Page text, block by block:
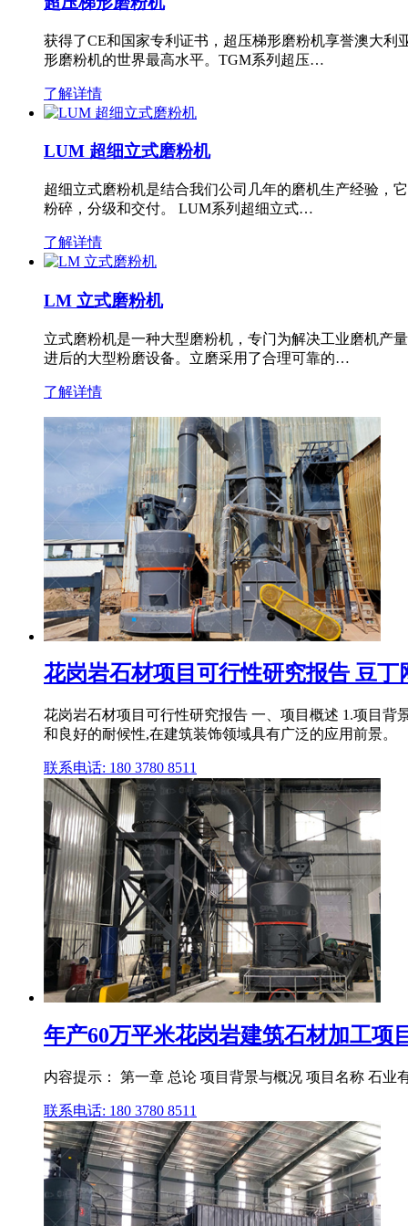
获得了CE和国家专利证书，超压梯形磨粉机享誉澳大
形磨粉机的世界最高水平。TGM系列超压…
了解详情
LUM 超细立式磨粉机
超细立式磨粉机是结合我们公司几年的磨机生产经验，
粉碎，分级和交付。 LUM系列超细立式…
了解详情
LM 立式磨粉机
立式磨粉机是一种大型磨粉机，专门为解决工业磨机产
进后的大型粉磨设备。立磨采用了合理可靠的…
了解详情
花岗岩石材项目可行性研究报告 豆丁
花岗岩石材项目可行性研究报告 一、项目概述 1.项目
和良好的耐候性,在建筑装饰领域具有广泛的应用前景。
联系电话: 180 3780 8511
年产60万平米花岗岩建筑石材加工项
内容提示： 第一章 总论 项目背景与概况 项目名称 石业
联系电话: 180 3780 8511